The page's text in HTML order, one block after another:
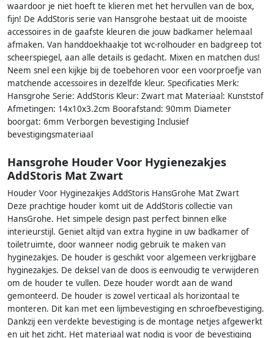
waardoor je niet hoeft te klieren met het hervullen van de box,
fijn! De AddStoris serie van Hansgrohe bestaat uit de mooiste
accessoires in de gaafste kleuren die jouw badkamer helemaal
afmaken. Van handdoekhaakje tot wc-rolhouder en badgreep tot
scheerspiegel, aan alle details is gedacht. Mixen en matchen dus!
Neem snel een kijkje bij de toebehoren voor een voorproefje van
matchende accessoires in dezelfde kleur. Specificaties Merk:
Hansgrohe Serie: AddStoris Kleur: Zwart mat Materiaal: Kunststof
Afmetingen: 14x10x3.2cm Boorafstand: 90mm Diameter
boorgat: 6mm Verborgen bevestiging Inclusief
bevestigingsmateriaal
Hansgrohe Houder Voor Hygienezakjes
AddStoris Mat Zwart
Houder Voor Hyginezakjes AddStoris HansGrohe Mat Zwart
Deze prachtige houder komt uit de AddStoris collectie van
HansGrohe. Het simpele design past perfect binnen elke
interieurstijl. Geniet altijd van extra hygine in uw badkamer of
toiletruimte, door wanneer nodig gebruik te maken van
hyginezakjes. De houder is geschikt voor algemeen verkrijgbare
hyginezakjes. De deksel van de doos is eenvoudig te verwijderen
om de houder te vullen. Deze houder wordt aan de wand
gemonteerd. De houder is zowel verticaal als horizontaal te
monteren. Dit kan met een lijmbevestiging en schroefbevestiging.
Dankzij een verdekte bevestiging is de montage netjes afgewerkt
en uit het zicht. Het materiaal wat nodig is voor de bevestiging